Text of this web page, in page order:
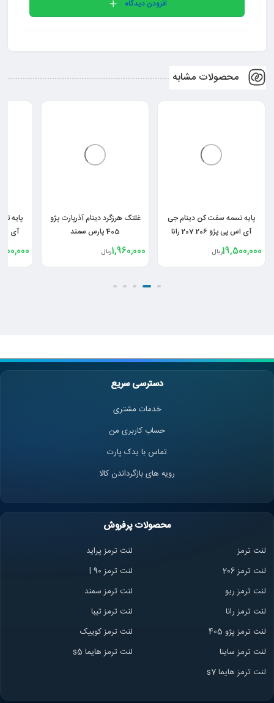
افزودن دیدگاه
محصولات مشابه
پایه تسمه سفت کن دینام جی
آی اس پی پژو 206 207 رانا
19,500,000ریال
غلتک هرزگرد دینام آذرپارت پژو
405 پارس سمند
1,960,000ریال
پایه
دسترسی سریع
خدمات مشتری
حساب کاربری من
تماس با یدک پارت
رویه های بازگرداندن کالا
محصولات پرفروش
لنت ترمز
لنت ترمز پراید
لنت ترمز 206
لنت ترمز l 90
لنت ترمز ریو
لنت ترمز سمند
لنت ترمز رانا
لنت ترمز تیبا
لنت ترمز پژو 405
لنت ترمز کوییک
لنت ترمز ساینا
لنت ترمز هایما s5
لنت ترمز هایما s7